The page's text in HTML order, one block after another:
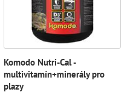
Komodo Nutri-Cal -
multivitamín+minerály pro
plazy